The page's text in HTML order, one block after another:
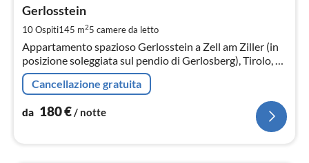
Gerlosstein
10 Ospiti145 m25 camere da letto
Appartamento spazioso Gerlosstein a Zell am Ziller (in
posizione soleggiata sul pendio di Gerlosberg), Tirolo, di
145mq per 8-10 persone.
Cancellazione gratuita
da 180€/ notte